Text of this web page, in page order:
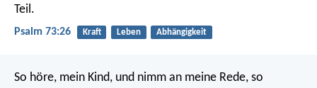
Teil.
Psalm 73:26 Kraft Leben Abhängigkeit
So höre, mein Kind, und nimm an meine Rede, so